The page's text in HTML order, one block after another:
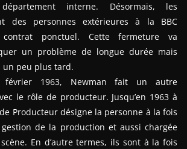
interne. Désormais, les
des personnes extérieures à la BBC
ponctuel. Cette fermeture va
un problème de longue durée mais
un peu plus tard.
1963, Newman fait un autre
le rôle de producteur. Jusqu’en 1963 à
Producteur désigne la personne à la fois
de la production et aussi chargée
En d’autre termes, ils sont à la fois